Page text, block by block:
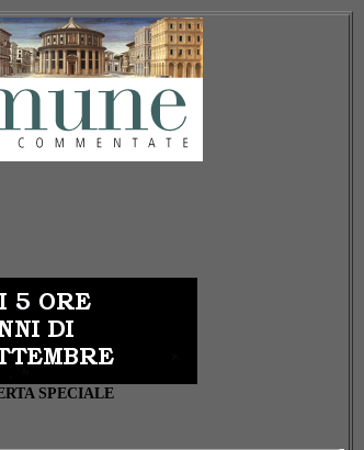
SPECIALE